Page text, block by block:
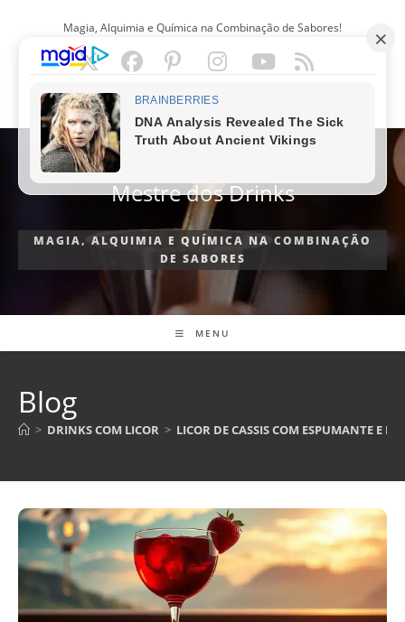
Magia, Alquimia e Química na Combinação de Sabores!
PORTUGUÊS
Mestre dos Drinks
MAGIA, ALQUIMIA E QUÍMICA NA COMBINAÇÃO
DE SABORES
MENU
Blog
> DRINKS COM LICOR > LICOR DE CASSIS COM ESPUMANTE E